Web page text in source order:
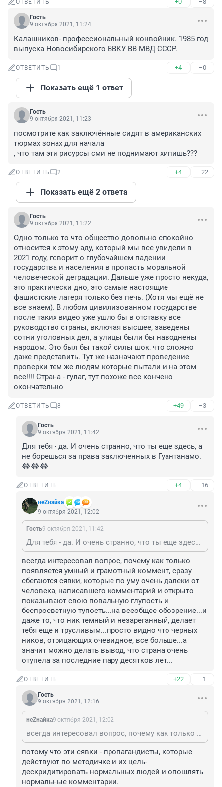
ОТВЕТИТЬ +0 –8
Гость
9 октября 2021, 11:24
Калашников- профессиональный конвойник. 1985 год
выпуска Новосибирского ВВКУ ВВ МВД СССР.
ОТВЕТИТЬ 1 +4 –0
Показать ещё 1 ответ
Гость
9 октября 2021, 11:23
посмотрите как заключённые сидят в американских
тюрмах зонах для начала
, что там эти рисурсы сми не поднимают хипишь???
ОТВЕТИТЬ 2 +4 –22
Показать ещё 2 ответа
Гость
9 октября 2021, 11:22
Одно только то что общество довольно спокойно
относится к этому аду, который мы все увидели в
2021 году, говорит о глубочайшем падении
государства и населения в пропасть моральной
человеческой деградации. Дальше уже просто некуда,
это практически дно, это самые настоящие
фашистские лагеря только без печь. (Хотя мы ещё не
все знаем). В любом цивилизованном государстве
после таких видео уже ушло бы в отставку все
руководство страны, включая высшее, заведены
сотни уголовных дел, а улицы были бы наводнены
народом. Это был бы такой силы шок, что сложно
даже представить. Тут же назначают проведение
проверки тем же людям которые пытали и на этом
все!!!! Страна - гулаг, тут похоже все кончено
окончательно
ОТВЕТИТЬ 8 +49 –3
Гость
9 октября 2021, 11:42
Для тебя - да. И очень странно, что ты еще здесь, а
не борешься за права заключенных в Гуантанамо.
😂😂😂
ОТВЕТИТЬ +4 –16
неZнайка
9 октября 2021, 12:02
Гость9 октября 2021, 11:42
Для тебя - да. И очень странно, что ты еще здесь, а не борешься за права заключенных в Гуантанамо.😂😂😂
всегда интересовал вопрос, почему как только
появляется умный и грамотный коммент, сразу
сбегаются сявки, которые по уму очень далеки от
человека, написавшего комментарий и открыто
показывают свою повальную глупость и
беспросветную тупость...на всеобщее обозрение...и
даже то, что ник темный и незареганный, делает
тебя еще и трусливым...просто видно что черных
ников, отрицающих очевидное, все больше...а
значит можно делать вывод, что страна очень
отупела за последние пару десятков лет...
ОТВЕТИТЬ +22 –1
Гость
9 октября 2021, 12:16
неZнайка9 октября 2021, 12:02
всегда интересовал вопрос, почему как только появляется умный и грамотный коммент, сразу сбегаются сявки, которые по уму очень далеки от человека, написавшего комментарий и открыто показывают свою повальную глупость и беспросветную тупость...на всеобщее обозрение...и даже то, что ник темный и незареганный, делает тебя еще и трусливым...просто видно что черных ников, отрицающих очевидное, все больше...а значит можно делать вывод, что страна очень отупела за последние пару десятков лет...
потому что эти сявки - пропагандисты, которые
действуют по методичке и их цель-
дескридитировать нормальных людей и опошлять
нормальные комментарии.